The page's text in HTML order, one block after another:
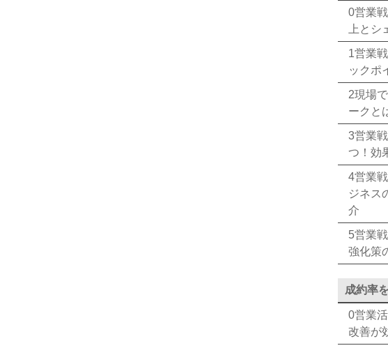
0営業
上と
1営業
ックポ
2現場
ークと
3営業
つ！効
4営業
ジネス
介
5営業
強化策
成約率
0営業
改善が